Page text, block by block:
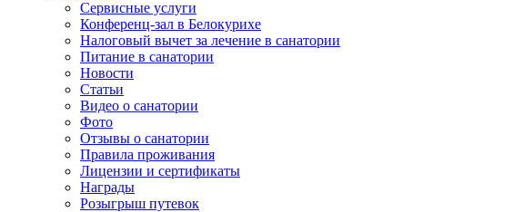
Сервисные услуги
Конференц-зал в Белокурихе
Налоговый вычет за лечение в санатории
Питание в санатории
Новости
Статьи
Видео о санатории
Фото
Отзывы о санатории
Правила проживания
Лицензии и сертификаты
Награды
Розыгрыш путевок